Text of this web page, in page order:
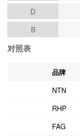
D
B
对照表
品牌
NTN
RHP
FAG